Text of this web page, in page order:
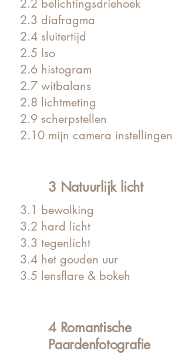
2.2 belichtingsdriehoek
2.3 diafragma
2.4 sluitertijd
2.5 Iso
2.6 histogram
2.7 witbalans
2.8 lichtmeting
2.9 scherpstellen
2.10 mijn camera instellingen
3 Natuurlijk licht
3.1 bewolking
3.2 hard licht
3.3 tegenlicht
3.4 het gouden uur
3.5 lensflare & bokeh
4 Romantische
Paardenfotografie